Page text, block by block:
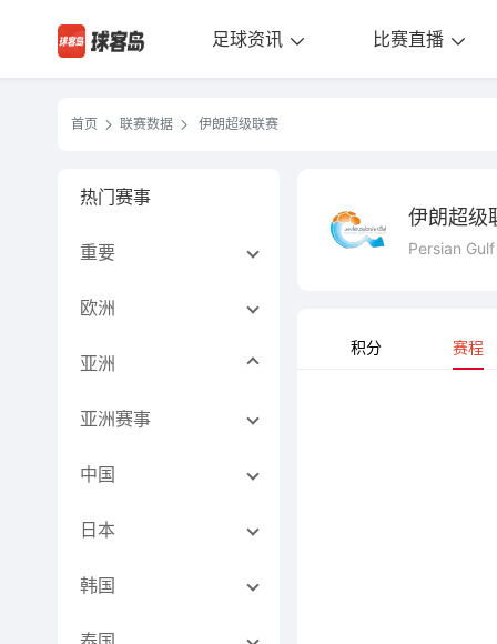
足球资讯 比赛直播
首页 联赛数据 伊朗超级联赛
热门赛事
重要
欧洲
亚洲
亚洲赛事
中国
日本
韩国
伊朗超级
Persian
积分 赛程